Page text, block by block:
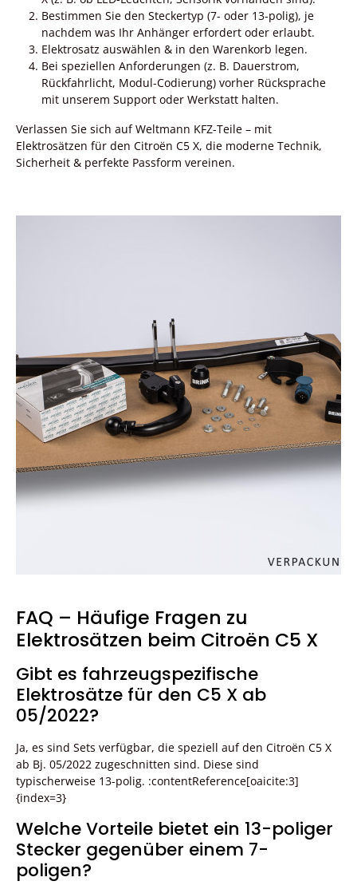
Bestimmen Sie den Steckertyp (7- oder 13-polig), je
nachdem was Ihr Anhänger erfordert oder erlaubt.
Elektrosatz auswählen & in den Warenkorb legen.
Bei speziellen Anforderungen (z. B. Dauerstrom,
Rückfahrlicht, Modul-Codierung) vorher Rücksprache
mit unserem Support oder Werkstatt halten.
Verlassen Sie sich auf Weltmann KFZ-Teile – mit
Elektrosätzen für den Citroën C5 X, die moderne Technik,
Sicherheit & perfekte Passform vereinen.
FAQ – Häufige Fragen zu
Elektrosätzen beim Citroën C5 X
Gibt es fahrzeugspezifische
Elektrosätze für den C5 X ab
05/2022?
Ja, es sind Sets verfügbar, die speziell auf den Citroën C5 X
ab Bj. 05/2022 zugeschnitten sind. Diese sind
typischerweise 13-polig. :contentReference[oaicite:3]
{index=3}
Welche Vorteile bietet ein 13-poliger
Stecker gegenüber einem 7-
poligen?